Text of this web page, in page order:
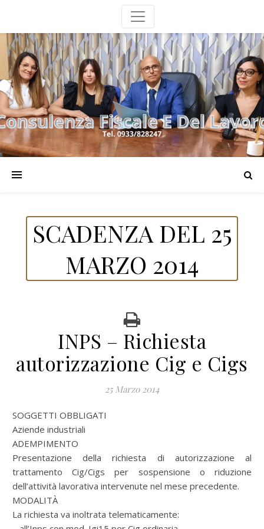
SCADENZA DEL 25
MARZO 2014
INPS – Richiesta
autorizzazione Cig e Cigs
25 Marzo 2014
SOGGETTI OBBLIGATI
Aziende industriali
ADEMPIMENTO
Presentazione della richiesta di autorizzazione al
trattamento Cig/Cigs per sospensione o riduzione
dell’attività lavorativa intervenute nel mese precedente.
MODALITÀ
La richiesta va inoltrata telematicamente: